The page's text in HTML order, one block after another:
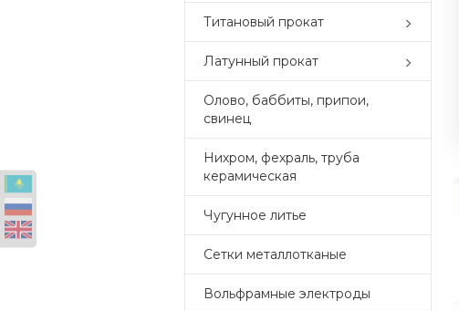
Титановый прокат
Латунный прокат
Олово, баббиты, припои,
свинец
Нихром, фехраль, труба
керамическая
Чугунное литье
Сетки металлотканые
Вольфрамные электроды